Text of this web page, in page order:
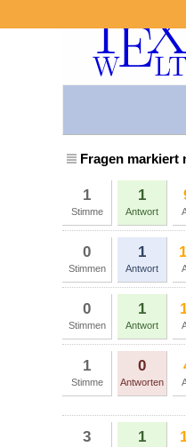
Fragen markiert
1
Stimme
1
Antwort
0
Stimmen
1
Antwort
0
Stimmen
1
Antwort
1
Stimme
0
Antworten
3 1